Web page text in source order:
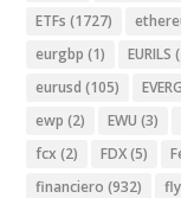
ETFs (1727)
eurgbp (1) EURILS
eurusd (105)
ewp (2) EWU (3)
fcx (2) FDX(5)
financiero (932) fly